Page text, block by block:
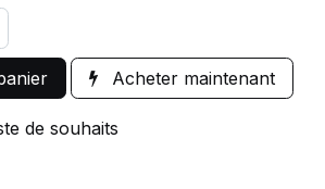
Acheter maintenant
de souhaits